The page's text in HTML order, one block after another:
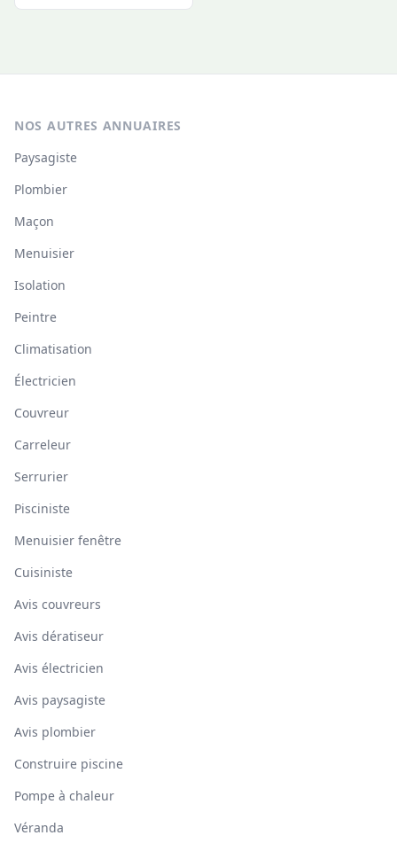
NOS AUTRES ANNUAIRES
Paysagiste
Plombier
Maçon
Menuisier
Isolation
Peintre
Climatisation
Électricien
Couvreur
Carreleur
Serrurier
Pisciniste
Menuisier fenêtre
Cuisiniste
Avis couvreurs
Avis dératiseur
Avis électricien
Avis paysagiste
Avis plombier
Construire piscine
Pompe à chaleur
Véranda